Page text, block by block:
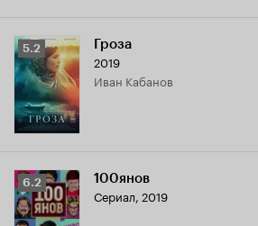
Рейтинг
Кинопоиска
5.2
5.2 Гроза
2019
Иван Кабанов
Рейтинг
Кинопоиска
6.2
6.2 100янов
Сериал, 2019